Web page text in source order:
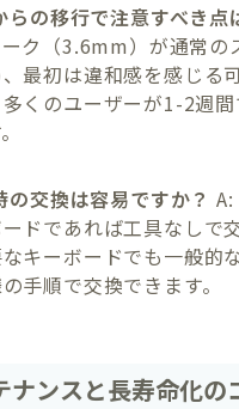
らの移行で注意すべき点
ク（3.6mm）が通常の
最初は違和感を感じる
多くのユーザーが1-2週
の交換は容易ですか？
ドであれば工具なしで
キーボードでも一般的
手順で交換できます。
ナンスと長寿命化の